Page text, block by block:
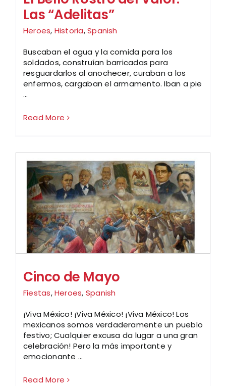
Las “Adelitas”
Heroes, Historia,Spanish
Buscaban el agua y la comida para los
soldados, construían barricadas para
resguardarlos al anochecer, curaban a los
enfermos, cargaban el armamento. Iban a pie
...
Read More
Cinco de Mayo
Fiestas,Heroes, Spanish
¡Viva México! ¡Viva México! ¡Viva México! Los
mexicanos somos verdaderamente un pueblo
festivo; Cualquier excusa da lugar a una gran
celebración! Pero la más importante y
emocionante ...
Read More